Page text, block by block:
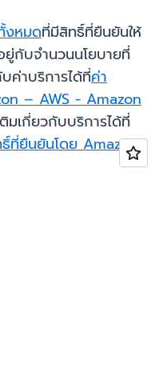
งหมดที่มีสิทธิ์ที่ยืนยันให้
ยู่กับจำนวนนโยบายที่
ค่าบริการได้ที่ค่า
– AWS - Amazon
มเกี่ยวกับบริการได้ที่
ที่ยืนยันโดย Amazon